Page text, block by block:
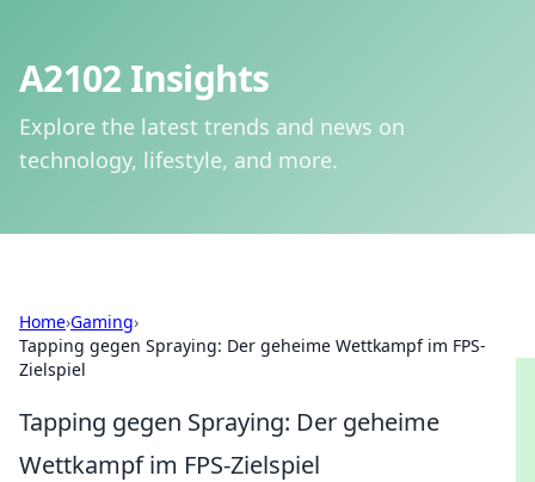
A2102 Insights
Explore the latest trends and news on
technology, lifestyle, and more.
Home›Gaming›
Tapping gegen Spraying: Der geheime Wettkampf im FPS-
Zielspiel
Tapping gegen Spraying: Der geheime
Wettkampf im FPS-Zielspiel